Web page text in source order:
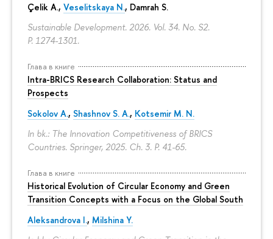
Çelik A., Veselitskaya N., Damrah S.
Sustainable Development. 2026. Vol. 34. No. S2.
P. 1274-1301.
Глава в книге
Intra-BRICS Research Collaboration: Status and
Prospects
Sokolov A., Shashnov S. A., Kotsemir M. N.
In bk.: The Innovation Competitiveness of BRICS
Countries. Springer, 2025. Ch. 3. P. 41-65.
Глава в книге
Historical Evolution of Circular Economy and Green
Transition Concepts with a Focus on the Global South
Aleksandrova I., Milshina Y.